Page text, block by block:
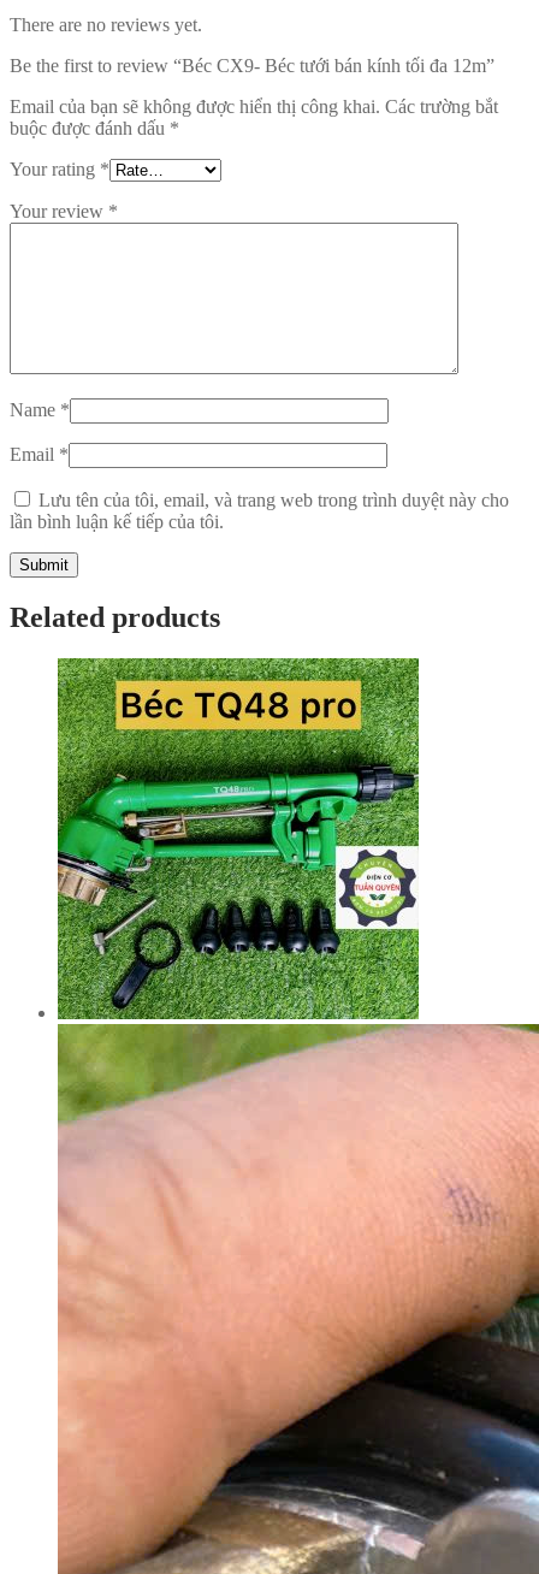
There are no reviews yet.
Be the first to review “Béc CX9- Béc tưới bán kính tối đa 12m”
Email của bạn sẽ không được hiển thị công khai. Các trường bắt
buộc được đánh dấu *
Your rating *
Your review *
Name *
Email *
Lưu tên của tôi, email, và trang web trong trình duyệt này cho
lần bình luận kế tiếp của tôi.
Related products